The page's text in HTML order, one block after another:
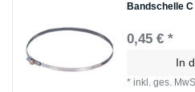
Bandschelle C
0,45 € *
In
*inkl. ges.